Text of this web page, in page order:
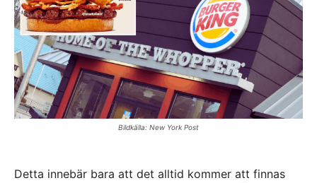
Bildkälla: New York Post
Detta innebär bara att det alltid kommer att finnas